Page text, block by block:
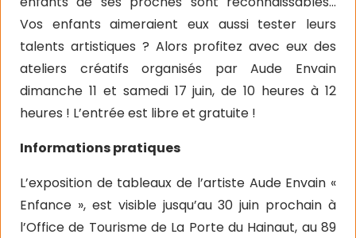
Vos enfants aimeraient eux aussi tester leurs
talents artistiques ? Alors profitez avec eux des
ateliers créatifs organisés par Aude Envain
dimanche 11 et samedi 17 juin, de 10 heures à 12
heures ! L’entrée est libre et gratuite !
Informations pratiques
L’exposition de tableaux de l’artiste Aude Envain «
Enfance », est visible jusqu’au 30 juin prochain à
l’Office de Tourisme de La Porte du Hainaut, au 89